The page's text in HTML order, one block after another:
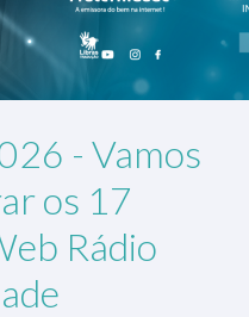
- Vamos
os 17
Rádio